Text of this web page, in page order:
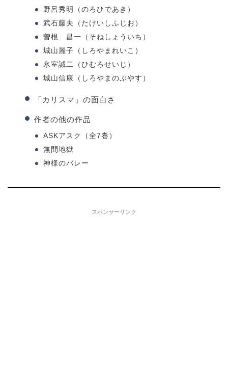
野呂秀明（のろひであき）
武石藤夫（たけいしふじお）
曽根 昌一（そねしょういち）
城山麗子（しろやまれいこ）
氷室誠二（ひむろせいじ）
城山信康（しろやまのぶやす）
「カリスマ」の面白さ
作者の他の作品
ASKアスク（全7巻）
無間地獄
神様のバレー
スポンサーリンク